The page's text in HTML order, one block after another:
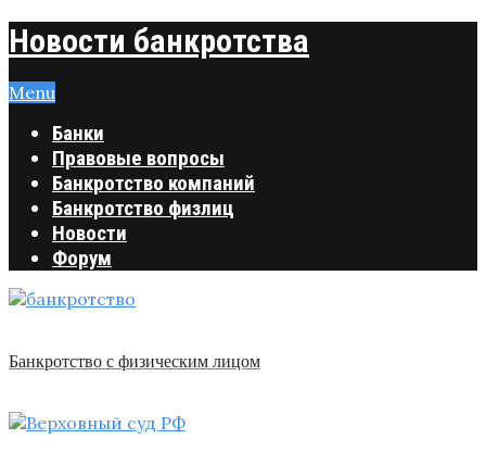
Новости банкротства
Menu
Банки
Правовые вопросы
Банкротство компаний
Банкротство физлиц
Новости
Форум
Банкротство с физическим лицом